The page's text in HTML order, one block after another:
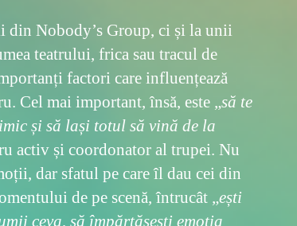
Nobody’s Group, ci și la unii
teatrului, frica sau tracul de
factori care influențează
Cel mai important, însă, este „să te
și să lași totul să vină de la
activ și coordonator al trupei. Nu
dar sfatul pe care îl dau cei din
de pe scenă, întrucât „ești
ceva, să împărtășești emoția